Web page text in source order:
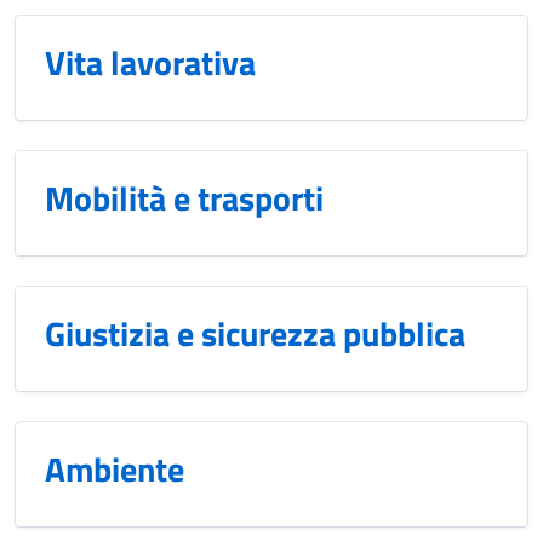
Vita lavorativa
Mobilità e trasporti
Giustizia e sicurezza pubblica
Ambiente